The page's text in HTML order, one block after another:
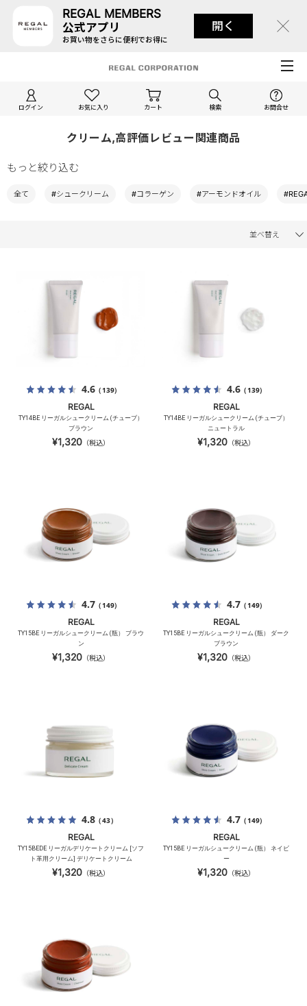
REGAL MEMBERS
公式アプリ
お買い物をさらに便利でお得に
開く
ログイン お気に入り カート 検索 お問合せ
クリーム,高評価レビュー関連商品
もっと絞り込む
全て #シュークリーム #コラーゲン #アーモンドオイル
並べ替え
4.6（139）
REGAL
TY14BE リーガルシュークリーム (チューブ）
ブラウン
¥1,320 （税込）
4.6（139）
REGAL
TY14BE リーガルシュークリーム (チューブ）
ニュートラル
¥1,320 （税込）
4.7（149）
REGAL
TY15BE リーガルシュークリーム (瓶） ブラウ
ン
¥1,320 （税込）
4.7（149）
REGAL
TY15BE リーガルシュークリーム (瓶） ダーク
ブラウン
¥1,320 （税込）
4.8（43）
REGAL
TY15BEDE リーガルデリケートクリーム [ソフ
ト革用クリーム] デリケートクリーム
¥1,320 （税込）
4.7（149）
REGAL
TY15BE リーガルシュークリーム (瓶） ネイビ
ー
¥1,320 （税込）